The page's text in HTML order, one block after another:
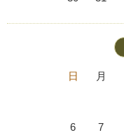
日 月
6 7